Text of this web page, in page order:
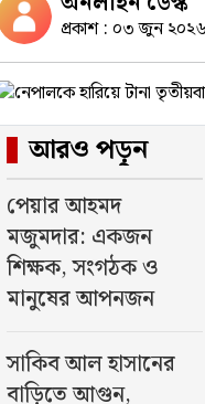
প্রকাশ : ০৩ জুন ২০২৬
আরও পড়ুন
পেয়ার আহমদ
মজুমদার: একজন
শিক্ষক, সংগঠক ও
মানুষের আপনজন
সাকিব আল হাসানের
বাড়িতে আগুন,